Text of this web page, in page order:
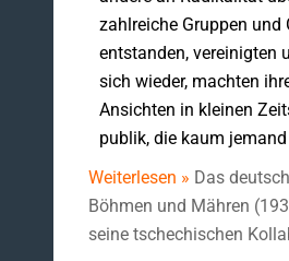
zahlreiche Gruppen und
entstanden, vereinigten
sich wieder, machten
Ansichten in kleinen
publik, die kaum
Weiterlesen » Das
Böhmen und Mähren
seine tschechischen